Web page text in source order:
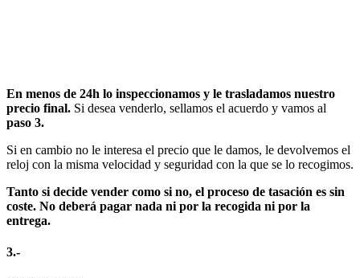
En menos de 24h lo inspeccionamos y le trasladamos nuestro
precio final. Si desea venderlo, sellamos el acuerdo y vamos al
paso 3.
Si en cambio no le interesa el precio que le damos, le devolvemos el
reloj con la misma velocidad y seguridad con la que se lo recogimos.
Tanto si decide vender como si no, el proceso de tasación es sin
coste. No deberá pagar nada ni por la recogida ni por la
entrega.
3.-